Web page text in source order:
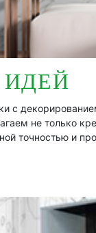
с
не только
точностью и